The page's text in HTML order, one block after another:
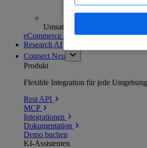
Umsatzanalysen und -prognosen
eCommerce Insights entdecken
Research AI
Connect Neu
Produkt
Flexible Integration für jede Umgebung
Rest API
MCP
Integrationen
Dokumentation
Demo buchen
KI-Assistenten